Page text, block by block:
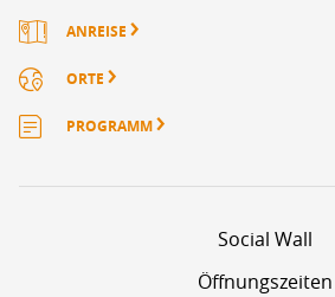
ANREISE
ORTE
PROGRAMM
Social Wall
Öffnungszeiten